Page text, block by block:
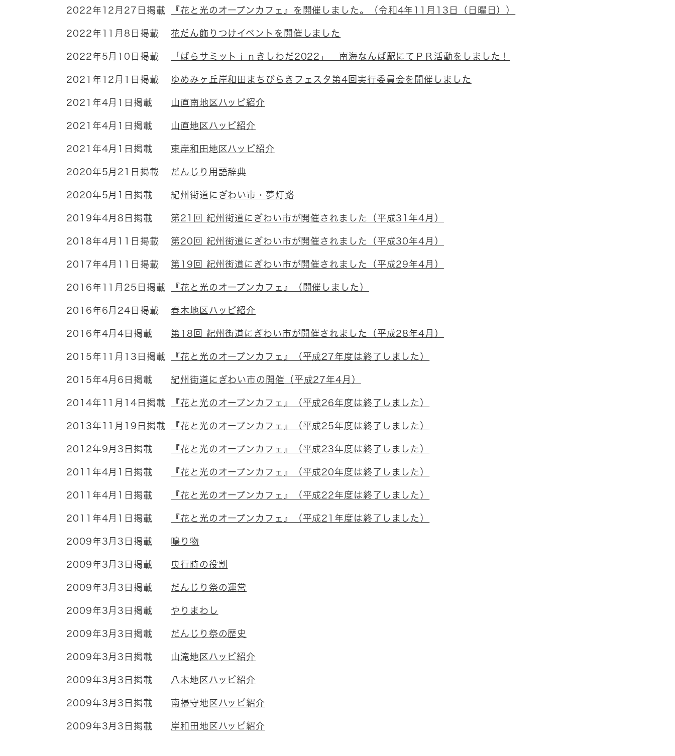
2022年12月27日掲載 『花と光のオープンカフェ』を開催しました。（令和4年11月13日（日曜日））
2022年11月8日掲載 花だん飾りつけイベントを開催しました
2022年5月10日掲載 「ばらサミットｉｎきしわだ2022」 南海なんば駅にてＰＲ活動をしました！
2021年12月1日掲載 ゆめみヶ丘岸和田まちびらきフェスタ第4回実行委員会を開催しました
2021年4月1日掲載 山直南地区ハッピ紹介
2021年4月1日掲載 山直地区ハッピ紹介
2021年4月1日掲載 東岸和田地区ハッピ紹介
2020年5月21日掲載 だんじり用語辞典
2020年5月1日掲載 紀州街道にぎわい市・夢灯路
2019年4月8日掲載 第21回 紀州街道にぎわい市が開催されました（平成31年4月）
2018年4月11日掲載 第20回 紀州街道にぎわい市が開催されました（平成30年4月）
2017年4月11日掲載 第19回 紀州街道にぎわい市が開催されました（平成29年4月）
2016年11月25日掲載 『花と光のオープンカフェ』（開催しました）
2016年6月24日掲載 春木地区ハッピ紹介
2016年4月4日掲載 第18回 紀州街道にぎわい市が開催されました（平成28年4月）
2015年11月13日掲載 『花と光のオープンカフェ』（平成27年度は終了しました）
2015年4月6日掲載 紀州街道にぎわい市の開催（平成27年4月）
2014年11月14日掲載 『花と光のオープンカフェ』（平成26年度は終了しました）
2013年11月19日掲載 『花と光のオープンカフェ』（平成25年度は終了しました）
2012年9月3日掲載 『花と光のオープンカフェ』（平成23年度は終了しました）
2011年4月1日掲載 『花と光のオープンカフェ』（平成20年度は終了しました）
2011年4月1日掲載 『花と光のオープンカフェ』（平成22年度は終了しました）
2011年4月1日掲載 『花と光のオープンカフェ』（平成21年度は終了しました）
2009年3月3日掲載 鳴り物
2009年3月3日掲載 曳行時の役割
2009年3月3日掲載 だんじり祭の運営
2009年3月3日掲載 やりまわし
2009年3月3日掲載 だんじり祭の歴史
2009年3月3日掲載 山滝地区ハッピ紹介
2009年3月3日掲載 八木地区ハッピ紹介
2009年3月3日掲載 南掃守地区ハッピ紹介
2009年3月3日掲載 岸和田地区ハッピ紹介